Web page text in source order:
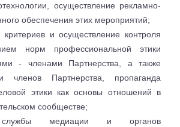
осуществление рекламно-
обеспечения этих мероприятий;
и осуществление контроля
норм профессиональной этики
- членами Партнерства, а также
членов Партнерства, пропаганда
этики как основы отношений в
сообществе;
медиации и органов